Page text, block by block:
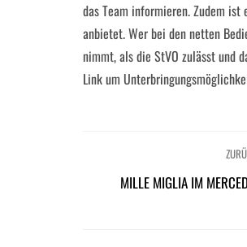
das Team informieren. Zudem
anbietet. Wer bei den netten
nimmt, als die StVO zulässt und
Link um
MILLE MIGLIA IM